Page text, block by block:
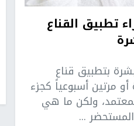
تطبيق القناع
بتطبيق قناع
مرتين أسبوعياً كجزء
ولكن ما هي
...